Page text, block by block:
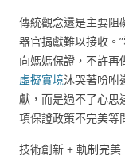
傳統觀念還是主要阻
器官捐獻難以接收。
向媽媽保證，不許再
虛擬實境沐哭著吩咐
獻，而是過不了心思
項保證政策不完美等
技術創新 + 軌制完